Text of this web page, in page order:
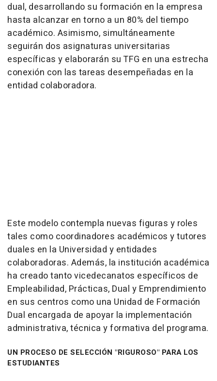
dual, desarrollando su formación en la empresa
hasta alcanzar en torno a un 80% del tiempo
académico. Asimismo, simultáneamente
seguirán dos asignaturas universitarias
específicas y elaborarán su TFG en una estrecha
conexión con las tareas desempeñadas en la
entidad colaboradora.
Este modelo contempla nuevas figuras y roles
tales como coordinadores académicos y tutores
duales en la Universidad y entidades
colaboradoras. Además, la institución académica
ha creado tanto vicedecanatos específicos de
Empleabilidad, Prácticas, Dual y Emprendimiento
en sus centros como una Unidad de Formación
Dual encargada de apoyar la implementación
administrativa, técnica y formativa del programa.
UN PROCESO DE SELECCIÓN "RIGUROSO" PARA LOS
ESTUDIANTES